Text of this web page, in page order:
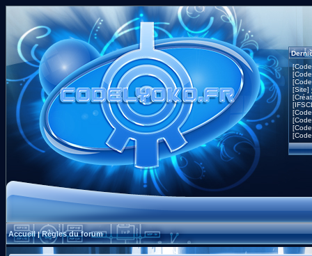
[Site]
Accueil|Règles du forum